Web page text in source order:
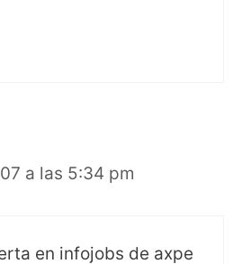
a las 5:34 pm
en infojobs de axpe